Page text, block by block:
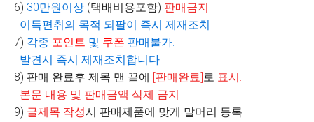
6) 30만원이상 (택배비용포함) 판매금지.
이득편취의 목적 되팔이 즉시 제재조치
7) 각종 포인트 및 쿠폰 판매불가.
발견시 즉시 제재조치합니다.
8) 판매 완료후 제목 맨 끝에 [판매완료]로 표시.
본문 내용 및 판매금액 삭제 금지
9) 글제목 작성시 판매제품에 맞게 말머리 등록